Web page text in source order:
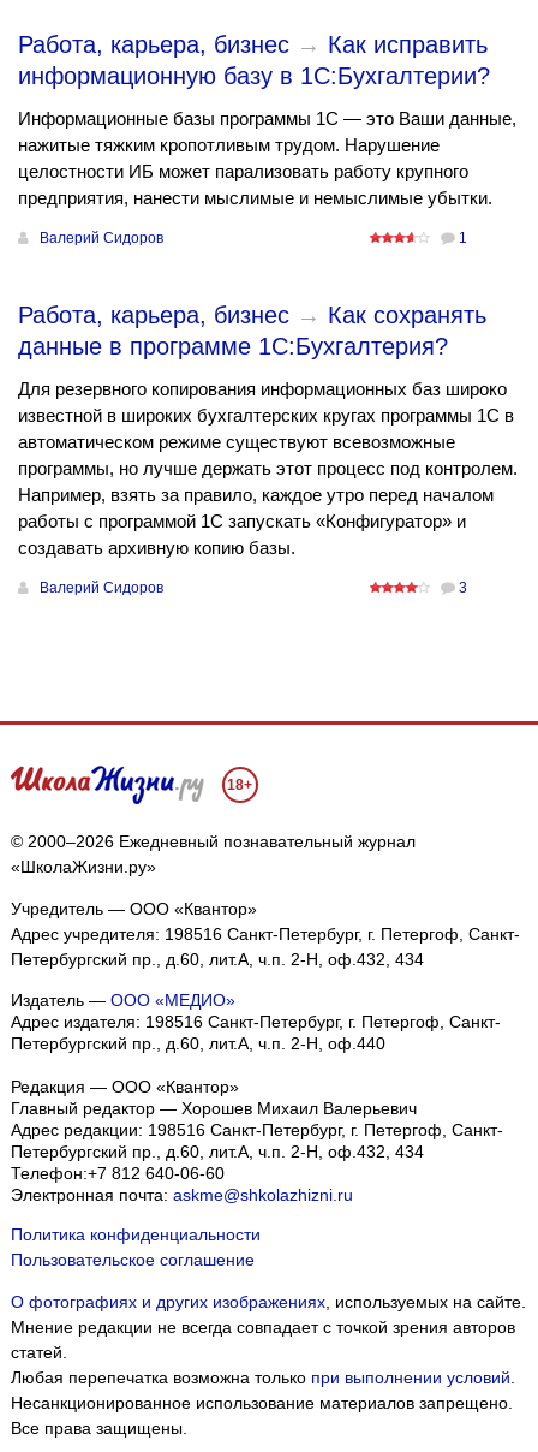
Работа, карьера, бизнес → Как исправить
информационную базу в 1С:Бухгалтерии?
Информационные базы программы 1С — это Ваши данные,
нажитые тяжким кропотливым трудом. Нарушение
целостности ИБ может парализовать работу крупного
предприятия, нанести мыслимые и немыслимые убытки.
Валерий Сидоров 1
Работа, карьера, бизнес → Как сохранять
данные в программе 1С:Бухгалтерия?
Для резервного копирования информационных баз широко
известной в широких бухгалтерских кругах программы 1С в
автоматическом режиме существуют всевозможные
программы, но лучше держать этот процесс под контролем.
Например, взять за правило, каждое утро перед началом
работы с программой 1С запускать «Конфигуратор» и
создавать архивную копию базы.
Валерий Сидоров 3
18+
© 2000–2026 Ежедневный познавательный журнал
«ШколаЖизни.ру»
Учредитель — ООО «Квантор»
Адрес учредителя: 198516 Санкт-Петербург, г. Петергоф, Санкт-
Петербургский пр., д.60, лит.А, ч.п. 2-Н, оф.432, 434
Издатель — ООО «МЕДИО»
Адрес издателя: 198516 Санкт-Петербург, г. Петергоф, Санкт-
Петербургский пр., д.60, лит.А, ч.п. 2-Н, оф.440
Редакция — ООО «Квантор»
Главный редактор — Хорошев Михаил Валерьевич
Адрес редакции: 198516 Санкт-Петербург, г. Петергоф Санкт-
Петербургский пр., д.60, лит.А, ч.п. 2-Н, оф.432, 434
Телефон:+7 812 640-06-60
Электронная почта: askme@shkolazhizni.ru
Политика конфиденциальности
Пользовательское соглашение
О фотографиях и других изображениях, используемых на сайте.
Мнение редакции не всегда совпадает с точкой зрения авторов
статей.
Любая перепечатка возможна только при выполнении условий
Несанкционированное использование материалов запрещено.
Все права защищены.